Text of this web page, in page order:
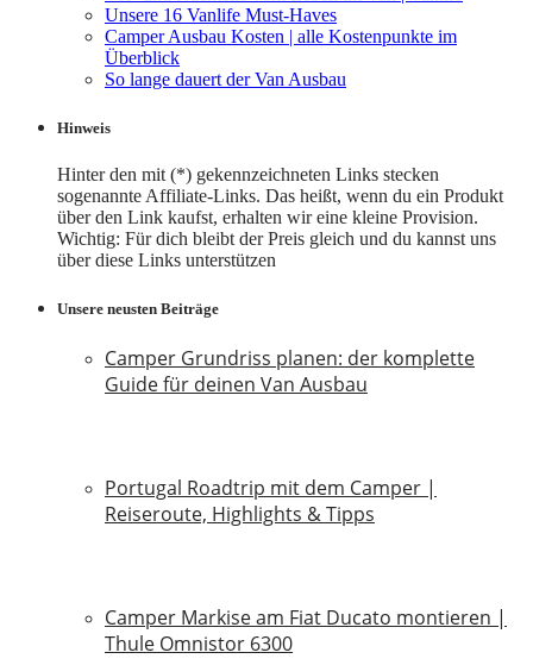
Unsere 16 Vanlife Must-Haves
Camper Ausbau Kosten | alle Kostenpunkte im
Überblick
So lange dauert der Van Ausbau
Hinweis
Hinter den mit (*) gekennzeichneten Links stecken
sogenannte Affiliate-Links. Das heißt, wenn du ein Produkt
über den Link kaufst, erhalten wir eine kleine Provision.
Wichtig: Für dich bleibt der Preis gleich und du kannst uns
über diese Links unterstützen
Unsere neusten Beiträge
Camper Grundriss planen: der komplette
Guide für deinen Van Ausbau
Portugal Roadtrip mit dem Camper |
Reiseroute, Highlights & Tipps
Camper Markise am Fiat Ducato montieren |
Thule Omnistor 6300